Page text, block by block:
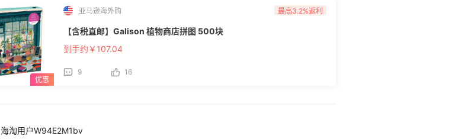
亚马逊海外购 最高3.2%返利
【含税直邮】Galison 植物商店拼图 500块
到手约￥107.04
9 16
海淘用户W94E2M1bv